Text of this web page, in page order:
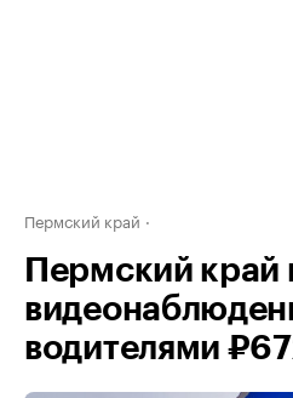
Пермский край
Пермский край
водителями